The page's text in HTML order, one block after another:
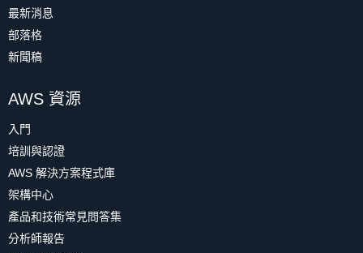
最新消息
部落格
新聞稿
AWS 資源
入門
培訓與認證
AWS 解決方案程式庫
架構中心
產品和技術常見問答集
分析師報告